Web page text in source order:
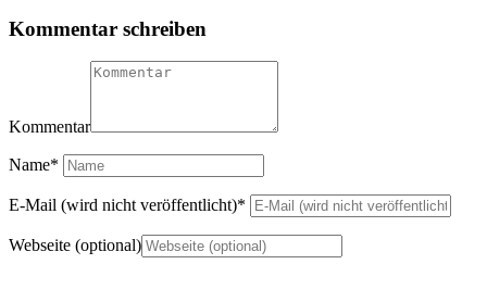
Kommentar schreiben
Kommentar
Name*
E-Mail (wird nicht veröffentlicht)*
Webseite (optional)